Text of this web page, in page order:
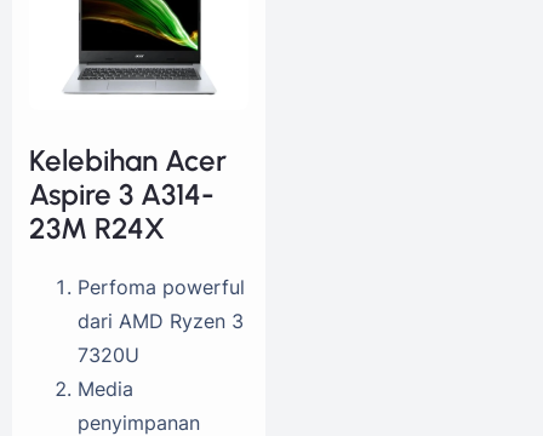
Kelebihan Acer
Aspire 3 A314-
23M R24X
Perfoma powerful
dari AMD Ryzen 3
7320U
Media
penyimpanan